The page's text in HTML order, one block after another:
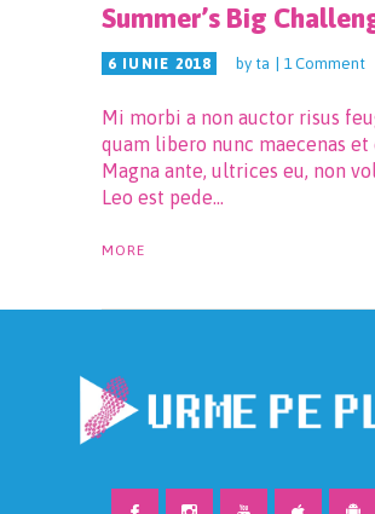
Summer’s Big
6 IUNIE 2018 by ta 1 Comment
Mi morbi a non auctor risus
quam libero nunc maecenas et
Magna ante, ultrices eu, non
Leo est pede…
MORE